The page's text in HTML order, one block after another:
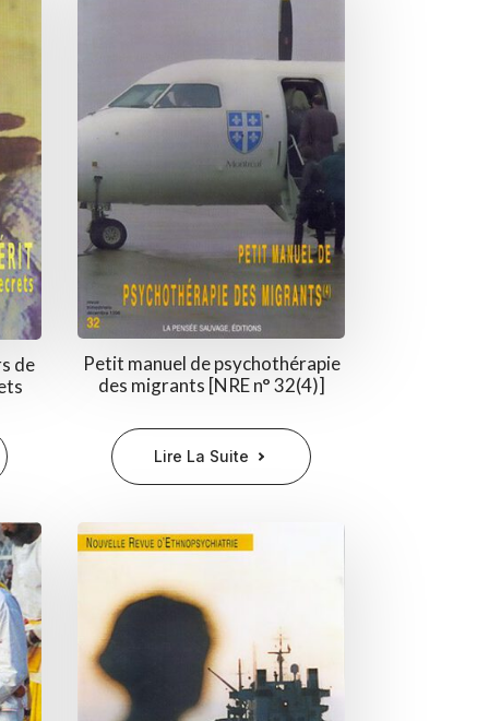
de
Petit manuel de psychothérapie
des migrants [NRE n° 32(4)]
Lire La Suite